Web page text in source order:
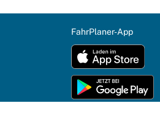
FahrPlaner-App